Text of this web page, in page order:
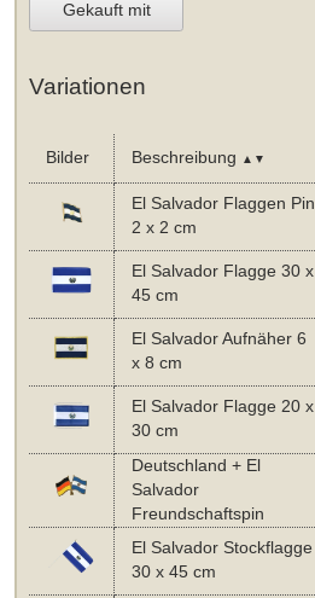
Gekauft mit
Variationen
Bilder Beschreibung ▲▼
El Salvador Flaggen Pin
2 x 2 cm
El Salvador Flagge 30 x
45 cm
El Salvador Aufnäher 6
x 8 cm
El Salvador Flagge 20 x
30 cm
Deutschland + El
Salvador
Freundschaftspin
El Salvador Stockflagge
30 x 45 cm